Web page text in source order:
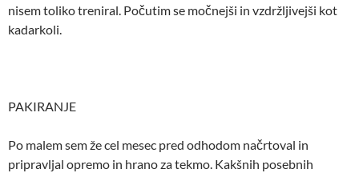
nisem toliko treniral. Počutim se močnejši in vzdržljivejši kot
kadarkoli.
PAKIRANJE
Po malem sem že cel mesec pred odhodom načrtoval in
pripravljal opremo in hrano za tekmo. Kakšnih posebnih